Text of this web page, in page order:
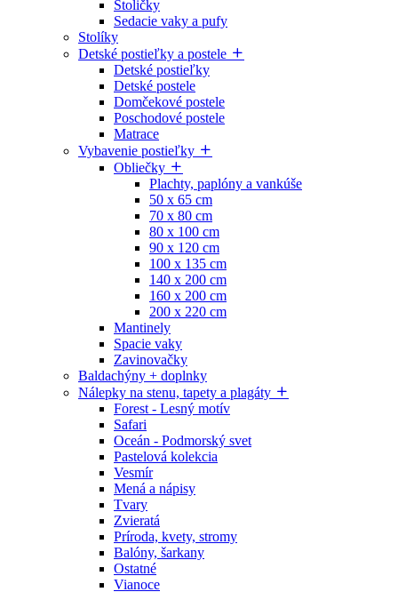
Stoličky
Sedacie vaky a pufy
Stolíky
Detské postieľky a postele
Detské postieľky
Detské postele
Domčekové postele
Poschodové postele
Matrace
Vybavenie postieľky
Obliečky
Plachty, paplóny a vankúše
50 x 65 cm
70 x 80 cm
80 x 100 cm
90 x 120 cm
100 x 135 cm
140 x 200 cm
160 x 200 cm
200 x 220 cm
Mantinely
Spacie vaky
Zavinovačky
Baldachýny + doplnky
Nálepky na stenu, tapety a plagáty
Forest - Lesný motív
Safari
Oceán - Podmorský svet
Pastelová kolekcia
Vesmír
Mená a nápisy
Tvary
Zvieratá
Príroda, kvety, stromy
Balóny, šarkany
Ostatné
Vianoce